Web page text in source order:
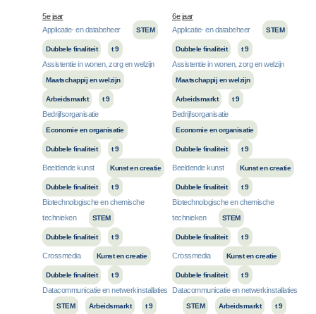
5e jaar
6e jaar
Applicatie- en databeheer
STEM
Dubbele finaliteit t 9
Assistentie in wonen, zorg en welzijn
Maatschappij en welzijn
Arbeidsmarkt t 9
Bedrijfsorganisatie
Economie en organisatie
Dubbele finaliteit t 9
Beeldende kunst Kunst en creatie
Dubbele finaliteit t 9
Biotechnologische en chemische
technieken
STEM
Dubbele finaliteit t 9
Crossmedia Kunst en creatie
Dubbele finaliteit t 9
Datacommunicatie en netwerkinstallaties
STEM Arbeidsmarkt t 9
Applicatie- en databeheer STEM
Dubbele finaliteit t 9
Assistentie in wonen, zorg en welzijn
Maatschappij en welzijn
Arbeidsmarkt t 9
Bedrijfsorganisatie
Economie en organisatie
Dubbele finaliteit t 9
Beeldende kunst Kunst en creatie
Dubbele finaliteit t 9
Biotechnologische en chemische
technieken
STEM
Dubbele finaliteit t 9
Crossmedia Kunst en creatie
Dubbele finaliteit t 9
Datacommunicatie en netwerkinstallaties
STEM Arbeidsmarkt t 9